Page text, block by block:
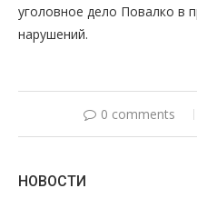
уголовное дело Повалко в
нарушений.
0 comments
НОВОСТИ